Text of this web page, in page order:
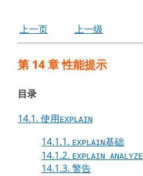
上一页
上一级
第 14 章 性能提示
目录
14.1. 使用EXPLAIN
14.1.1. EXPLAIN基础
14.1.2. EXPLAIN ANALYZE
14.1.3. 警告